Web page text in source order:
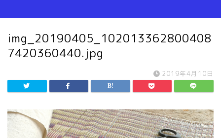
img_20190405_102013362800408
7420360440.jpg
2019年4月10日